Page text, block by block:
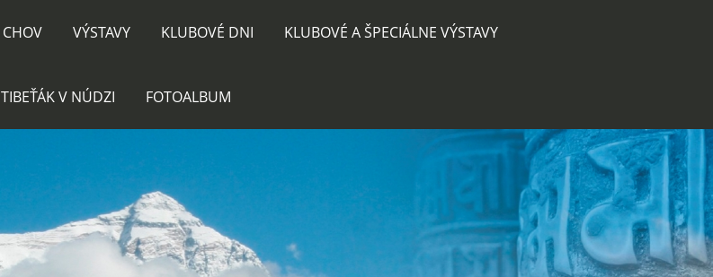
CHOV VÝSTAVY KLUBOVÉ DNI KLUBOVÉ A ŠPECIÁLNE VÝSTAVY
TIBEŤÁK V NÚDZI FOTOALBUM